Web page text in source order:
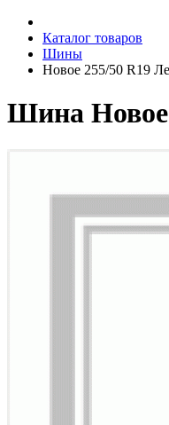
Каталог товаров
Шины
Новое 255/50 R19
Шина Новое